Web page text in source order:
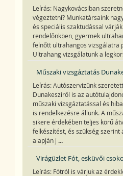
Leírás: Nagykovácsiban
végeztetni? Munkatársaink
és speciális szaktudással
rendelőnkben, gyermek
felnőtt ultrahangos vizsgálatra
Ultrahang vizsgálatunk a
Műszaki vizsgáztatás
Leírás: Autószervizünk
Dunakesziről is az
műszaki vizsgáztatással és
is rendelkezésre állunk. A
sikere érdekében teljes körű
felkészítést, és szükség szerint
alapján j ...
Virágüzlet Fót, esküvői
Leírás: Fótról is várjuk az